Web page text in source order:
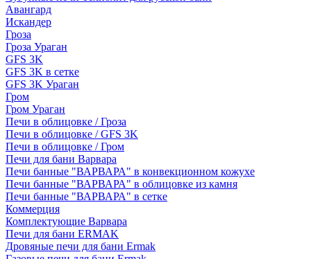
Авангард
Искандер
Гроза
Гроза Ураган
GFS 3K
GFS 3K в сетке
GFS 3K Ураган
Гром
Гром Ураган
Печи в облицовке / Гроза
Печи в облицовке / GFS 3K
Печи в облицовке / Гром
Печи для бани Варвара
Печи банные "ВАРВАРА" в конвекционном кожухе
Печи банные "ВАРВАРА" в облицовке из камня
Печи банные "ВАРВАРА" в сетке
Коммерция
Комплектующие Варвара
Печи для бани ERMAK
Дровяные печи для бани Ermak